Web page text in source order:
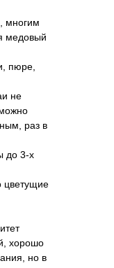
многим
медовый
пюре,
не
раз в
до 3-х
цветущие
хорошо
но в